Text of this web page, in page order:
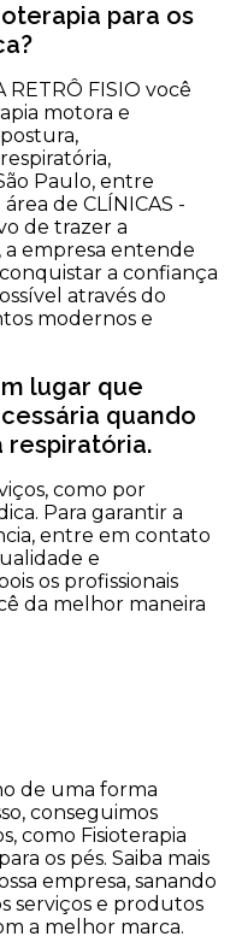
para os
RETRÔ FISIO você
motora e
Paulo, entre
de CLÍNICAS -
de trazer a
a empresa entende
a confiança
através do
modernos e
lugar que
quando
respiratória.
como por
Para garantir a
entre em contato
e
os profissionais
da melhor maneira
de uma forma
conseguimos
como Fisioterapia
os pés. Saiba mais
empresa, sanando
serviços e produtos
a melhor marca.